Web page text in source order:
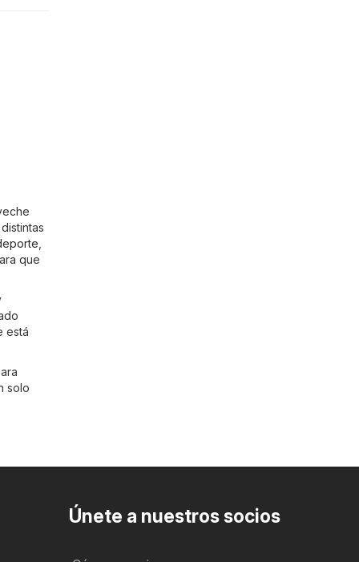
,
que
está
solo
Únete a nuestros socios